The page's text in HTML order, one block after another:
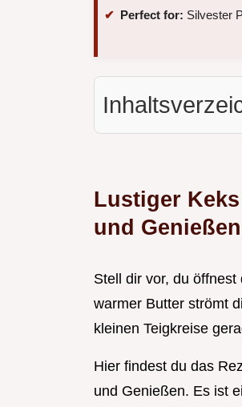
Perfect for: Silvester
Lustiger
und Genießen
Stell dir vor, du
warmer Butter strömt
kleinen Teigkreise
Hier findest du das
und Genießen. Es ist